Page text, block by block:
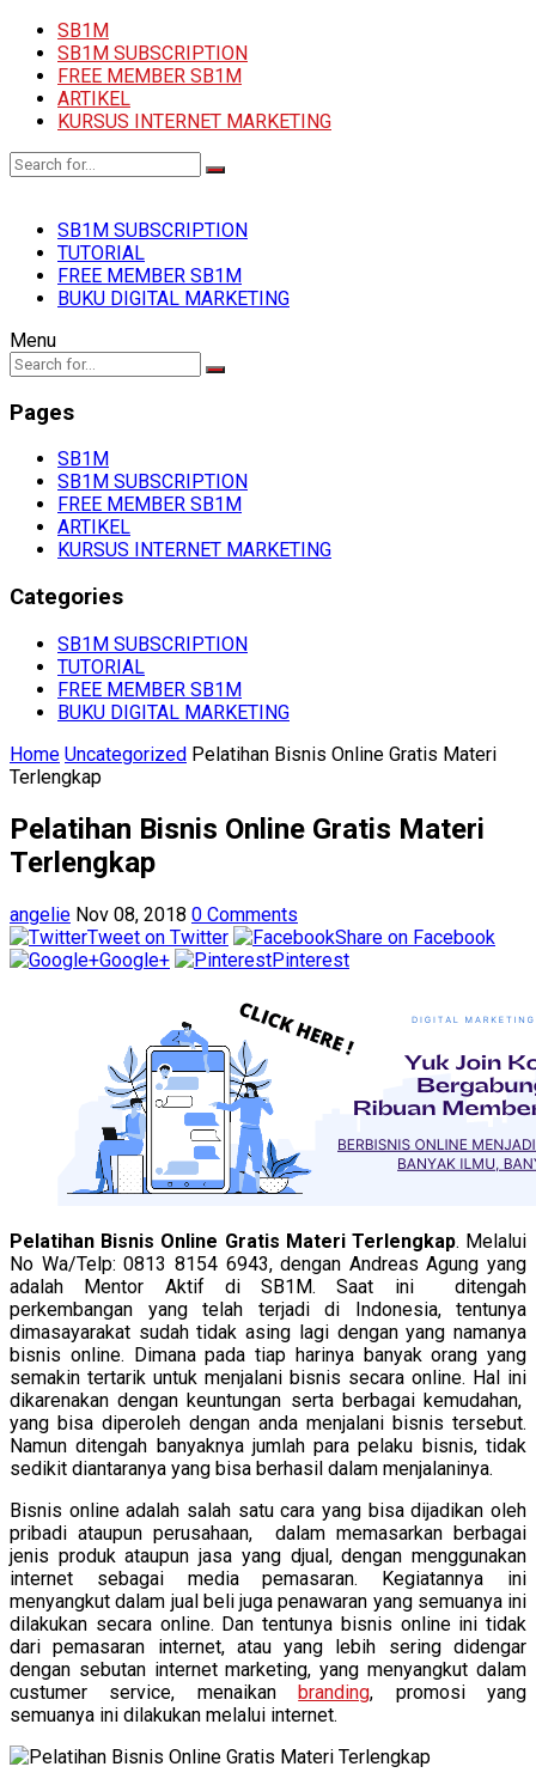
SB1M
SB1M SUBSCRIPTION
FREE MEMBER SB1M
ARTIKEL
KURSUS INTERNET MARKETING
SB1M SUBSCRIPTION
TUTORIAL
FREE MEMBER SB1M
BUKU DIGITAL MARKETING
Menu
Pages
SB1M
SB1M SUBSCRIPTION
FREE MEMBER SB1M
ARTIKEL
KURSUS INTERNET MARKETING
Categories
SB1M SUBSCRIPTION
TUTORIAL
FREE MEMBER SB1M
BUKU DIGITAL MARKETING
Home Uncategorized Pelatihan Bisnis Online Gratis Materi
Terlengkap
Pelatihan Bisnis Online Gratis Materi
Terlengkap
angelie Nov 08, 2018 0 Comments
Tweet on Twitter
Share on Facebook
Google+
Pinterest
Pelatihan Bisnis Online Gratis Materi Terlengkap. Melalui
No Wa/Telp: 0813 8154 6943, dengan Andreas Agung yang
adalah Mentor Aktif di SB1M. Saat ini ditengah
perkembangan yang telah terjadi di Indonesia, tentunya
dimasayarakat sudah tidak asing lagi dengan yang namanya
bisnis online. Dimana pada tiap harinya banyak orang yang
semakin tertarik untuk menjalani bisnis secara online. Hal ini
dikarenakan dengan keuntungan serta berbagai kemudahan,
yang bisa diperoleh dengan anda menjalani bisnis tersebut.
Namun ditengah banyaknya jumlah para pelaku bisnis, tidak
sedikit diantaranya yang bisa berhasil dalam menjalaninya.
Bisnis online adalah salah satu cara yang bisa dijadikan oleh
pribadi ataupun perusahaan, dalam memasarkan berbagai
jenis produk ataupun jasa yang djual, dengan menggunakan
internet sebagai media pemasaran. Kegiatannya ini
menyangkut dalam jual beli juga penawaran yang semuanya ini
dilakukan secara online. Dan tentunya bisnis online ini tidak
dari pemasaran internet, atau yang lebih sering didengar
dengan sebutan internet marketing, yang menyangkut dalam
custumer service, menaikanbranding, promosi yang
semuanya ini dilakukan melalui internet.